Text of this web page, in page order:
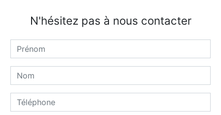
N'hésitez pas à nous contacter